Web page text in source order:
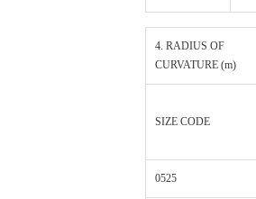
4. RADIUS OF
CURVATURE (m)
SIZE CODE
0525